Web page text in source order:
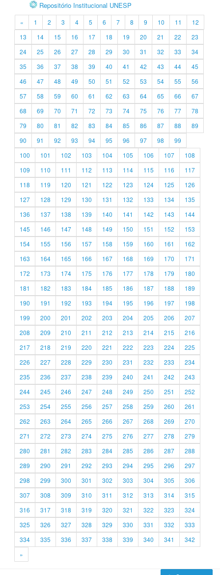
Repositório Institucional UNESP
« 1 2 3 4 5 6 7 8 9 10 11
12
13
14 15 16 17 18 19 20 21 22
23
24
25 26 27 28 29 30 31 32 33
34
35
36 37 38 39 40 41 42 43 44
45
46
47 48 49 50 51 52 53 54 55
56
57
58 59 60 61 62 63 64 65 66
67
68
69 70 71 72 73 74 75 76 77
78
79
80 81 82 83 84 85 86 87 88
89
90
91 92 93 94 95 96 97 98
99
100
101 102 103 104 105 106 107
108
109
110 111 112 113 114 115 116
117
118
119 120 121 122 123 124 125
126
127
128 129 130 131 132 133 134
135
136
137 138 139 140 141 142 143
144
145
146 147 148 149 150 151 152
153
154
155 156 157 158 159 160 161
162
163
164 165 166 167 168 169 170
171
172
173 174 175 176 177 178 179
180
181
182 183 184 185 186 187 188
189
190
191 192 193 194 195 196 197
198
199
200 201 202 203 204 205 206
207
208
209 210 211 212 213 214 215
216
217
218 219 220 221 222 223 224
225
226
227 228 229 230 231 232 233
234
235
236 237 238 239 240 241 242
243
244
245 246 247 248 249 250 251
252
253
254 255 256 257 258 259 260
261
262
263 264 265 266 267 268 269
270
271
272 273 274 275 276 277 278
279
280
281 282 283 284 285 286 287
288
289
290 291 292 293 294 295 296
297
298
299 300 301 302 303 304 305
306
307
308 309 310 311 312 313 314
315
316
317 318 319 320 321 322 323
324
325
326 327 328 329 330 331 332
333
334
335 336 337 338 339 340 341
342
»